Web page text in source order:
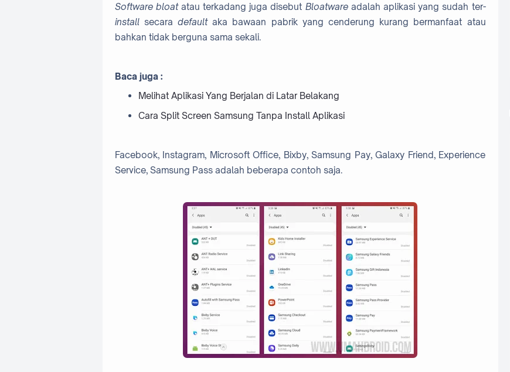
Software bloatatau terkadang juga disebut Bloatwareadalah aplikasi yang sudah ter-
installsecara defaultaka bawaan pabrik yang cenderung kurang bermanfaat atau
bahkan tidak berguna sama sekali.
Baca juga :
Melihat Aplikasi Yang Berjalan di Latar Belakang
Cara Split Screen Samsung Tanpa Install Aplikasi
Facebook, Instagram, Microsoft Office, Bixby, Samsung Pay, Galaxy Friend, Experience
Service, Samsung Pass adalah beberapa contoh saja.